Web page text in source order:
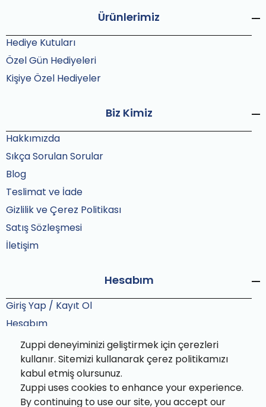
Zuppi deneyiminizi geliştirmek için çerezleri
kullanır. Sitemizi kullanarak çerez politikamızı
kabul etmiş olursunuz.
Zuppi uses cookies to enhance your experience.
By continuing to use our site, you accept our
Ürünlerimiz
Hediye Kutuları
Özel Gün Hediyeleri
Kişiye Özel Hediyeler
Biz Kimiz
Hakkımızda
Sıkça Sorulan Sorular
Blog
Teslimat ve İade
Gizlilik ve Çerez Politikası
Satış Sözleşmesi
İletişim
Hesabım
Giriş Yap / Kayıt Ol
Hesabım
Siparişlerim
Sipariş Takip